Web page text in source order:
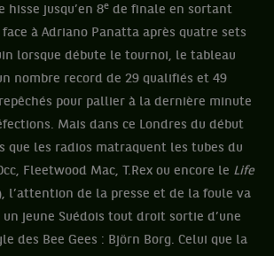
hisse jusqu’en 8e de finale en sortant
à Adriano Panatta après quatre sets
lorsque débute le tournoi, le tableau
nombre record de 29 qualifiés et 49
pour pallier à la dernière minute
Mais dans ce Londres du début
que les radios matraquent les tubes du
Fleetwood Mac, T.Rex ou encore le Life
l’attention de la presse et de la foule va
jeune Suédois tout droit sortie d’une
des Bee Gees : Björn Borg. Celui que la